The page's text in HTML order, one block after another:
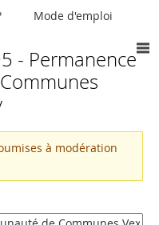
- Permanence
à modération
Mode d'emploi